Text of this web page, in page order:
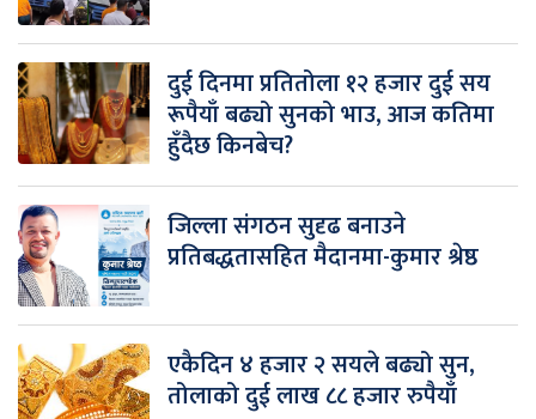
दुई दिनमा प्रतितोला १२ हजार दुई सय
रूपैयाँ बढ्यो सुनको भाउ, आज कतिमा
हुँदैछ किनबेच?
जिल्ला संगठन सुदृढ बनाउने
प्रतिबद्धतासहित मैदानमा-कुमार श्रेष्ठ
एकैदिन ४ हजार २ सयले बढ्यो सुन,
तोलाको दुई लाख ८८ हजार रुपैयाँ